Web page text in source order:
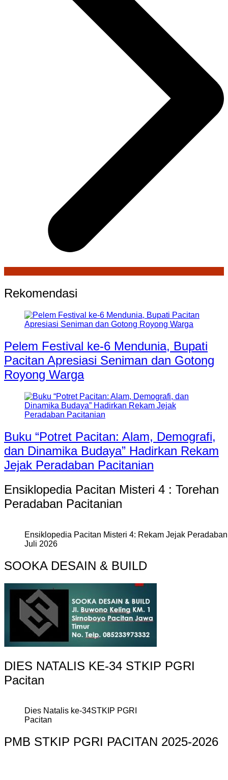
Rekomendasi
Pelem Festival ke-6 Mendunia, Bupati
Pacitan Apresiasi Seniman dan Gotong
Royong Warga
Buku “Potret Pacitan: Alam, Demografi,
dan Dinamika Budaya” Hadirkan Rekam
Jejak Peradaban Pacitanian
Ensiklopedia Pacitan Misteri 4 : Torehan
Peradaban Pacitanian
Ensiklopedia Pacitan Misteri 4: Rekam Jejak
Juli 2026
SOOKA DESAIN & BUILD
DIES NATALIS KE-34 STKIP PGRI
Pacitan
Dies Natalis ke-34STKIP PGRI
Pacitan
PMB STKIP PGRI PACITAN 2025-2026